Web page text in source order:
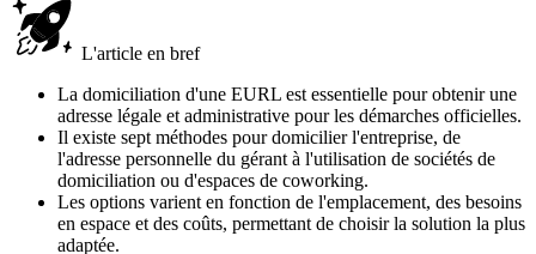
L'article en bref
La domiciliation d'une EURL est essentielle pour obtenir une
adresse légale et administrative pour les démarches officielles.
Il existe sept méthodes pour domicilier l'entreprise, de
l'adresse personnelle du gérant à l'utilisation de sociétés de
domiciliation ou d'espaces de coworking.
Les options varient en fonction de l'emplacement, des besoins
en espace et des coûts, permettant de choisir la solution la plus
adaptée.